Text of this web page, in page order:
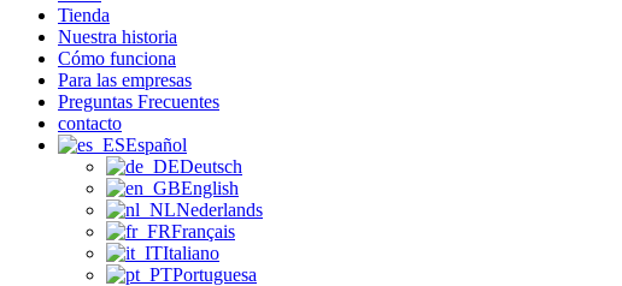
Tienda
Nuestra historia
Cómo funciona
Para las empresas
Preguntas Frecuentes
contacto
Español
Deutsch
English
Nederlands
Français
Italiano
Portuguesa